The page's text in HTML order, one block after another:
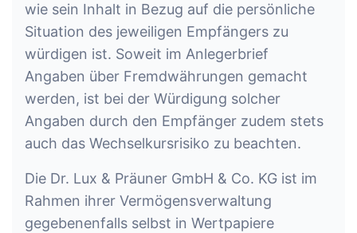
wie sein Inhalt in Bezug auf die persönliche
Situation des jeweiligen Empfängers zu
würdigen ist. Soweit im Anlegerbrief
Angaben über Fremdwährungen gemacht
werden, ist bei der Würdigung solcher
Angaben durch den Empfänger zudem stets
auch das Wechselkursrisiko zu beachten.
Die Dr. Lux & Präuner GmbH & Co. KG ist im
Rahmen ihrer Vermögensverwaltung
gegebenenfalls selbst in Wertpapiere